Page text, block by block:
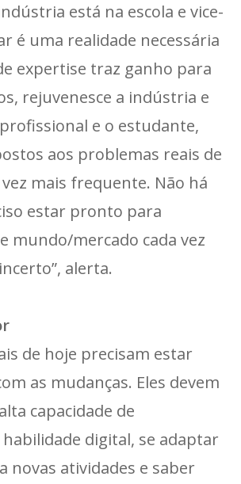
está na escola e vice-
é uma realidade necessária
expertise traz ganho para
rejuvenesce a indústria e
e o estudante,
aos problemas reais de
mais frequente. Não há
estar pronto para
mundo/mercado cada vez
alerta.
de hoje precisam estar
as mudanças. Eles devem
capacidade de
digital, se adaptar
novas atividades e saber